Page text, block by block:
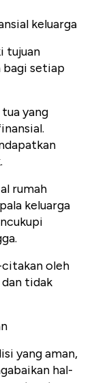
keluarga
tujuan
bagi setiap
yang
rumah
keluarga
citakan oleh
tidak
yang aman,
hal-